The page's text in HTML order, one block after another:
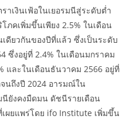
าเงินเฟ้อในเยอรมนีสู่ระดับต่ำ
ภคเพิ่มขึ้นเพียง 2.5% ในเดือน
ดียวกันของปีที่แล้ว ซึ่งเป็นระดับ
ซึ่งอยู่ที่ 2.4% ในเดือนมกราคม
และในเดือนธันวาคม 2566 อยู่ที่
นถึงปี 2024 อารมณ์ใน
นียังคงมืดมน ดัชนีรายเดือน
ผยแพร่โดย ifo Institute เพิ่มขึ้น